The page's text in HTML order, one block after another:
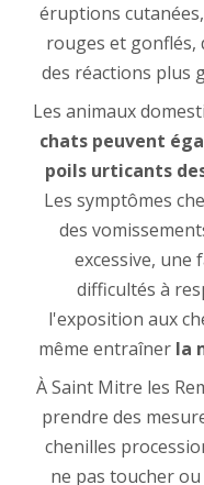
éruptions
rouges et
des réactions plus
Les animaux
chats peuvent
poils urticants
Les symptômes
des
excessive, une
difficultés à
l'exposition aux
même entraîner la
À Saint Mitre les
prendre des
chenilles
ne pas toucher